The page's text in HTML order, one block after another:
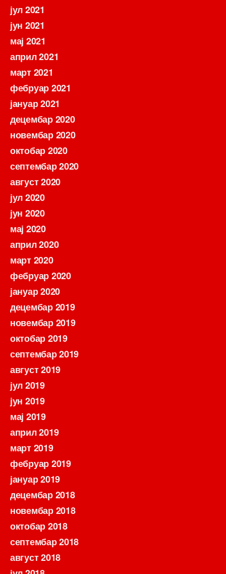
јул 2021
јун 2021
мај 2021
април 2021
март 2021
фебруар 2021
јануар 2021
децембар 2020
новембар 2020
октобар 2020
септембар 2020
август 2020
јул 2020
јун 2020
мај 2020
април 2020
март 2020
фебруар 2020
јануар 2020
децембар 2019
новембар 2019
октобар 2019
септембар 2019
август 2019
јул 2019
јун 2019
мај 2019
април 2019
март 2019
фебруар 2019
јануар 2019
децембар 2018
новембар 2018
октобар 2018
септембар 2018
август 2018